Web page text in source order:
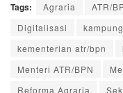
Tags: Agraria ATR/
Digitalisasi
kementerian atr/bpn
Menteri ATR/BPN
Reforma Agraria